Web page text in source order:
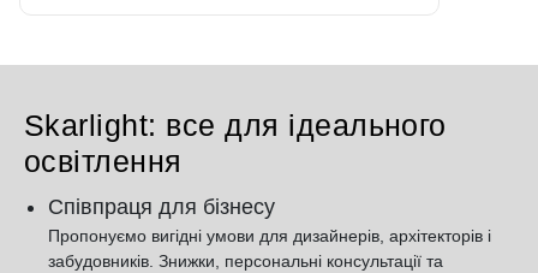
Skarlight: все для ідеального
освітлення
Співпраця для бізнесу
Пропонуємо вигідні умови для дизайнерів, архітекторів і
забудовників. Знижки, персональні консультації та